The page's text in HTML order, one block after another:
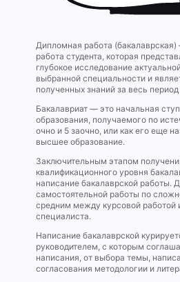
Дипломная работа
работа студента, которая
глубокое исследование
выбранной специальности и
полученных знаний за весь
Бакалавриат — это начальная
образования, получаемого по
очно и 5 заочно, или как его еще
высшее образование.
Заключительным этапом
квалификационного уровня
написание бакалаврской работы.
самостоятельной работы по
средним между курсовой работой
специалиста.
Написание бакалаврской
руководителем, с которым
написания, от выбора темы,
согласования методологии и